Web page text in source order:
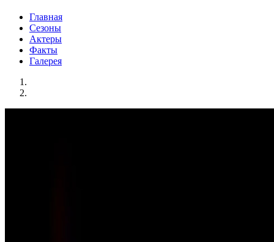
Главная
Сезоны
Актеры
Факты
Галерея